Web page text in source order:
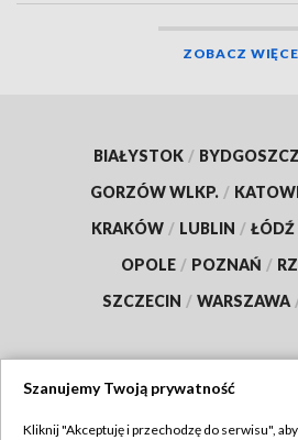
ZOBACZ
BIAŁYSTOK / BYDGOSZCZ
GORZÓW WLKP. /
KRAKÓW / LUBLIN / ŁÓDŹ
OPOLE / POZNAŃ /
SZCZECIN / WARSZAWA
Szanujemy Twoją prywatność
Kliknij "Akceptuję i przechodzę do serwisu",